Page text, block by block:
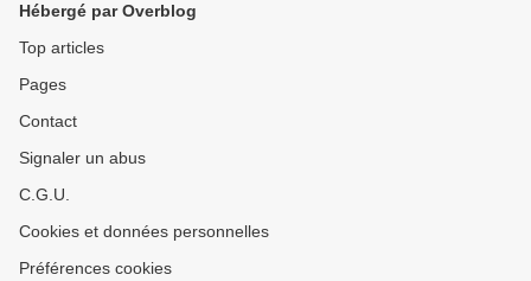
Hébergé par Overblog
Top articles
Pages
Contact
Signaler un abus
C.G.U.
Cookies et données personnelles
Préférences cookies